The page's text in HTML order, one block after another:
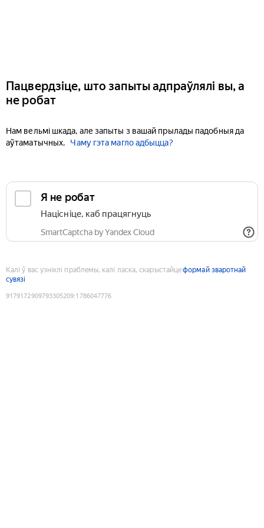
Пацвердзіце, што запыты адпраўлялі вы, а
не робат
Нам вельмі шкада, але запыты з вашай прылады падобныя да
аўтаматычных.
Чаму гэта магло адбыцца?
Я не робат
Націсніце, каб працягнуць
SmartCaptcha by Yandex Cloud
Калі ў вас узніклі праблемы, калі ласка, скарыстайцеформай зваротнай
сувязі
9179172909793305209:1786047776